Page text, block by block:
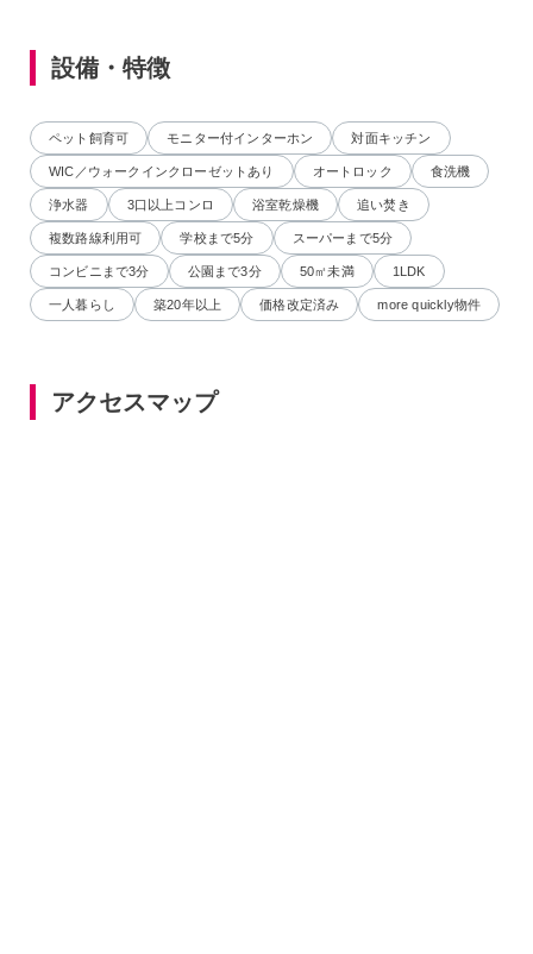
設備・特徴
ペット飼育可 モニター付インターホン 対面キッチン
WIC／ウォークインクローゼットあり オートロック 食洗機
浄水器 3口以上コンロ 浴室乾燥機 追い焚き
複数路線利用可 学校まで5分 スーパーまで5分
コンビニまで3分 公園まで3分 50㎡未満 1LDK
一人暮らし 築20年以上 価格改定済み more quickly物件
アクセスマップ